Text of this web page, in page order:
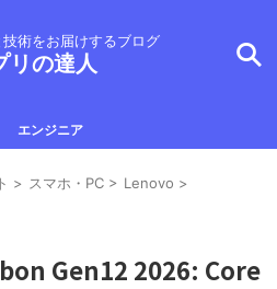
術をお届けするブログ
リの達人
エンジニア
> スマホ・PC > Lenovo >
Gen12 2026: Core